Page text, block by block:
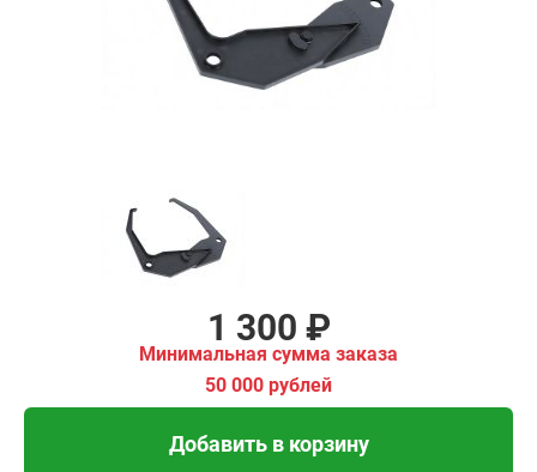
1 300 ₽
Минимальная сумма заказа
50 000 рублей
Добавить в корзину
Купить в 1 клик
В кредит от 43 руб/мес